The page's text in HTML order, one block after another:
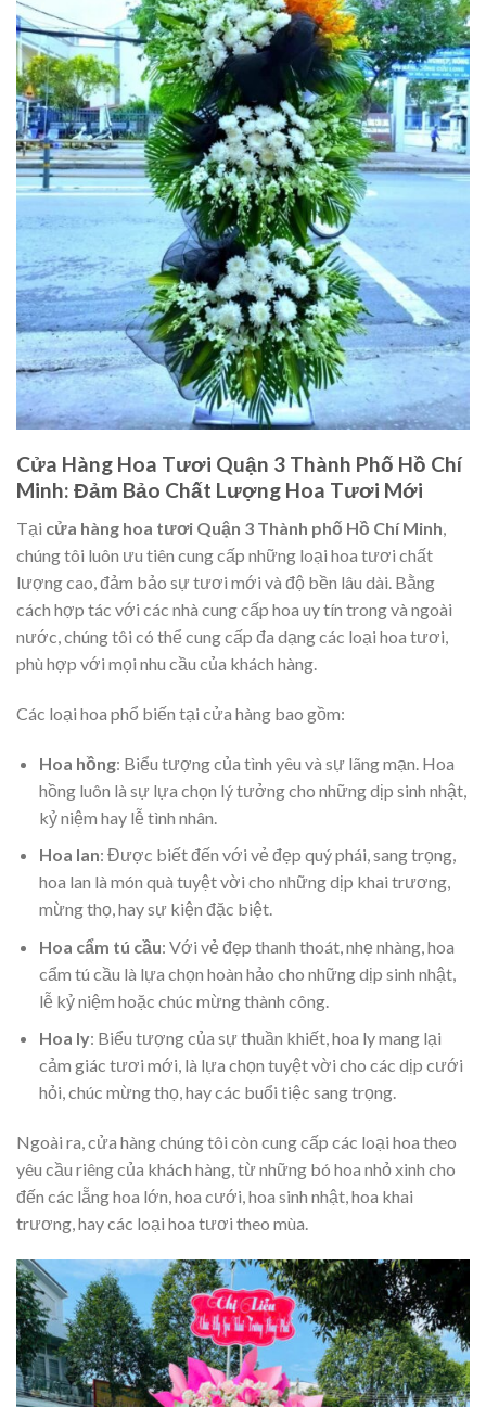
Cửa Hàng Hoa Tươi Quận 3 Thành Phố Hồ Chí
Minh: Đảm Bảo Chất Lượng Hoa Tươi Mới
Tại cửa hàng hoa tươi Quận 3 Thành phố Hồ Chí Minh,
chúng tôi luôn ưu tiên cung cấp những loại hoa tươi chất
lượng cao, đảm bảo sự tươi mới và độ bền lâu dài. Bằng
cách hợp tác với các nhà cung cấp hoa uy tín trong và ngoài
nước, chúng tôi có thể cung cấp đa dạng các loại hoa tươi,
phù hợp với mọi nhu cầu của khách hàng.
Các loại hoa phổ biến tại cửa hàng bao gồm:
Hoa hồng: Biểu tượng của tình yêu và sự lãng mạn. Hoa
hồng luôn là sự lựa chọn lý tưởng cho những dịp sinh nhật,
kỷ niệm hay lễ tình nhân.
Hoa lan: Được biết đến với vẻ đẹp quý phái, sang trọng,
hoa lan là món quà tuyệt vời cho những dịp khai trương,
mừng thọ, hay sự kiện đặc biệt.
Hoa cẩm tú cầu: Với vẻ đẹp thanh thoát, nhẹ nhàng, hoa
cẩm tú cầu là lựa chọn hoàn hảo cho những dịp sinh nhật,
lễ kỷ niệm hoặc chúc mừng thành công.
Hoa ly: Biểu tượng của sự thuần khiết, hoa ly mang lại
cảm giác tươi mới, là lựa chọn tuyệt vời cho các dịp cưới
hỏi, chúc mừng thọ, hay các buổi tiệc sang trọng.
Ngoài ra, cửa hàng chúng tôi còn cung cấp các loại hoa theo
yêu cầu riêng của khách hàng, từ những bó hoa nhỏ xinh cho
đến các lẵng hoa lớn, hoa cưới, hoa sinh nhật, hoa khai
trương, hay các loại hoa tươi theo mùa.